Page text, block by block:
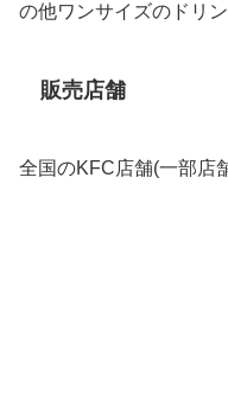
の他ワンサイズのドリ
販売店舗
全国のKFC店舗(一部店